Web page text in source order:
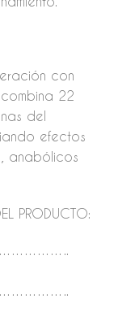
con
22
del
efectos
anabólicos
PRODUCTO: